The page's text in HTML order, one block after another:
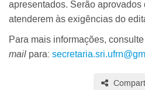
apresentados. Serão
atenderem às exigências do
Para mais informações,
mail para: